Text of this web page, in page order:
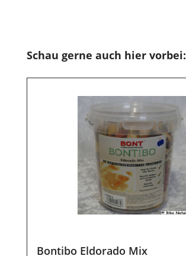
Produktgalerie überspringen
Schau gerne auch hier vorbei:
Bontibo Eldorado Mix